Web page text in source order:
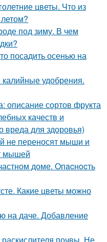
цветы. Что из
под зиму. В чем
посадить осенью на
удобрения.
описание сортов фрукта
качеств и
вреда для здоровья)
не переносят мыши и
мышей
доме. Oпacнocть
Какие цветы можно
на даче. Добавление